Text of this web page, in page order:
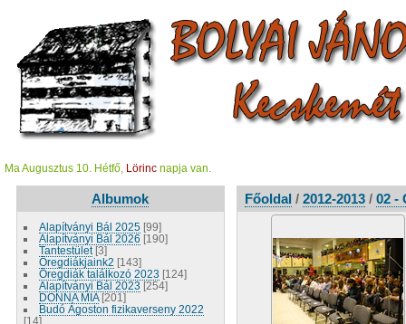
Ma Augusztus 10. Hétfő, Lörinc napja van.
Albumok
Alapítványi Bál 2025 [99]
Alapítványi Bál 2026 [190]
Tantestület [3]
Öregdiákjaink2 [143]
Öregdiák találkozó 2023 [124]
Alapítványi Bál 2023 [254]
DONNA MIA [201]
Budó Ágoston fizikaverseny 2022
[14]
Főoldal/ 2012-2013/ 02 -